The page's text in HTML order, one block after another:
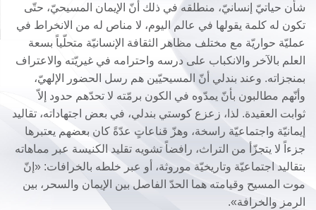
شأن حياتيّ إنسانيّ، منطلقه في ذلك أنّ الإيمان المسيحيّ، حتّى
تكون له كلمة يقولها في عالم اليوم، لا مناص له من الانخراط في
عمليّة حواريّة مع مختلف مظاهر الثقافة الإنسانيّة متحلّياً بسعة
العلم بالآخر والانكباب على درسه واحترامه في غيريّته والاعتراف
بمنجزاته. وعند بندلي أنّ المسيحيّين هم رسل الحضور الإلهيّ،
وأنّهم مطالبون بأنّ يمدّوه في الكون برمّته لا تحدّهم حدود إلاّ
ثوابت العقيدة. لذا، زعزع كوستي بندلي، في بعض اجتهاداته، تقاليد
إيمانيّة واجتماعيّة راسخة، وهزّ قناعاتٍ عدّةً كان بعضهم يعتبرها
جزءاً لا يتجزّأ من التراث، رافضاً تشويه تقليد الكنيسة عبر مماهاته
بتقاليد اجتماعيّة وتاريخيّة موروثة، أو عبر خلطه بالخرافات: «إنّ
موت المسيح وقيامته هما الحدّ الفاصل بين الإيمان والسحر، بين
الرمز والخرافة».